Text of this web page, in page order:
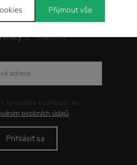
e-mailom
formuláře souhlasím se
osobních údajů.
Prihlásiť sa
Přijmout vše